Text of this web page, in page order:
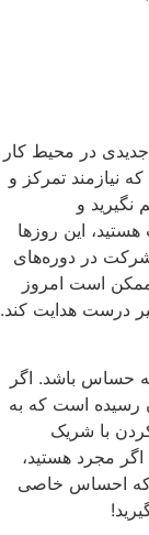
در محیط کار
نیازمند تمرکز و
و
این روزها
در دوره‌های
است امروز
درست هدایت کند.
حساس باشد. اگر
رسیده است که به
با شریک
مجرد هستید،
که احساس خاصی